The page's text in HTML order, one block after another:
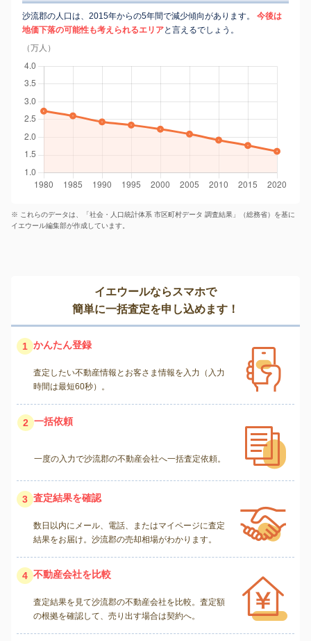
沙流郡の人口は、2015年からの5年間で減少傾向があります。
今後は
地価下落の可能性も考えられるエリアと言えるでしょう。
（万人）
※ これらのデータは、「社会・人口統計体系 市区町村データ 調査結果」（総務省）を基に
イエウール編集部が作成しています。
イエウールならスマホで
簡単に一括査定を申し込めます！
1 かんたん登録
査定したい不動産情報とお客さま情報を入力（入力
時間は最短60秒）。
2 一括依頼
一度の入力で沙流郡の不動産会社へ一括査定依頼。
3 査定結果を確認
数日以内にメール、電話、またはマイページに査定
結果をお届け。沙流郡の売却相場がわかります。
4 不動産会社を比較
査定結果を見て沙流郡の不動産会社を比較。査定額
の根拠を確認して、売り出す場合は契約へ。